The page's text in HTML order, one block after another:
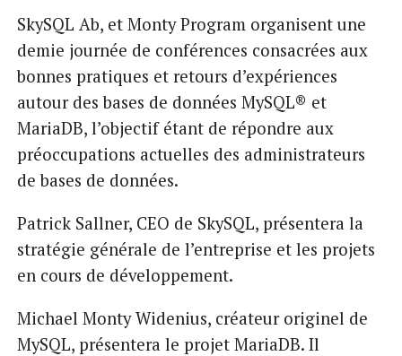
SkySQL Ab, et Monty Program organisent une
demie journée de conférences consacrées aux
bonnes pratiques et retours d’expériences
autour des bases de données MySQL® et
MariaDB, l’objectif étant de répondre aux
préoccupations actuelles des administrateurs
de bases de données.
Patrick Sallner, CEO de SkySQL, présentera la
stratégie générale de l’entreprise et les projets
en cours de développement.
Michael Monty Widenius, créateur originel de
MySQL, présentera le projet MariaDB. Il